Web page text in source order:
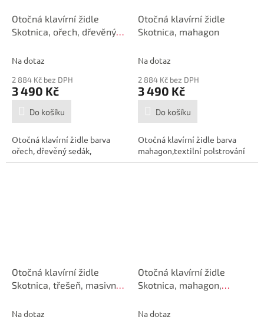
Otočná klavírní židle
Skotnica, ořech, dřevěný
Na dotaz
2 884 Kč bez DPH
3 490 Kč
Do košíku
Otočná klavírní židle barva
ořech, dřevěný sedák,
Otočná klavírní židle
Skotnica, mahagon
Na dotaz
2 884 Kč bez DPH
3 490 Kč
Do košíku
Otočná klavírní židle barva
mahagon,textilní polstrování
Otočná klavírní židle
Skotnica, třešeň, masivní
Na dotaz
Otočná klavírní židle
Skotnica, mahagon,
Na dotaz